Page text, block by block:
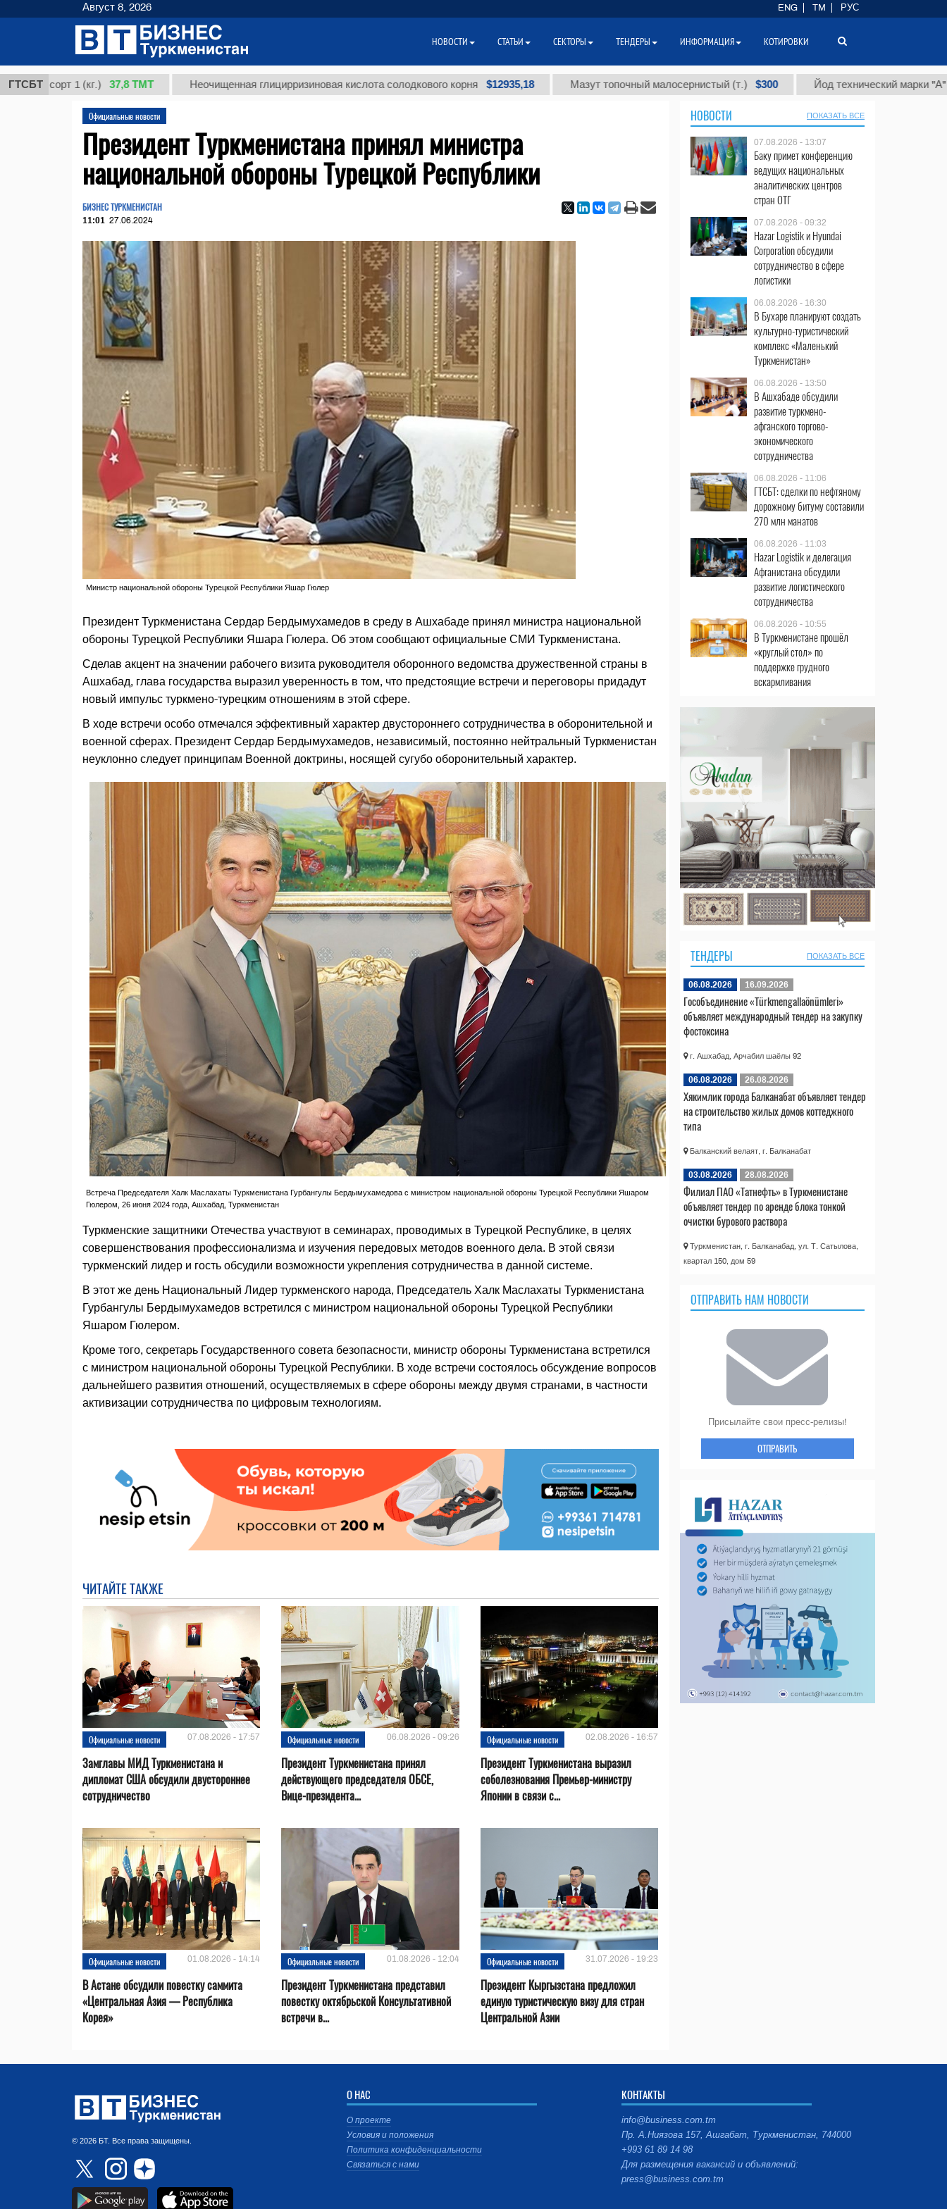
ГТСБТ
1 (кг.) 37,8 ТМТ Неочищенная глицирризиновая кислота солодкового корня $12935,18 Мазут топочный малосернистый (т.) $300 Йод технический марки "А" (т.) $86
Официальные новости
Президент Туркменистана принял министра
национальной обороны Турецкой Республики
БИЗНЕС ТУРКМЕНИСТАН
11:01 27.06.2024
Министр национальной обороны Турецкой Республики Яшар Гюлер
Президент Туркменистана Сердар Бердымухамедов в среду в Ашхабаде принял министра национальной
обороны Турецкой Республики Яшара Гюлера. Об этом сообщают официальные СМИ Туркменистана.
Сделав акцент на значении рабочего визита руководителя оборонного ведомства дружественной страны в
Ашхабад, глава государства выразил уверенность в том, что предстоящие встречи и переговоры придадут
новый импульс туркмено-турецким отношениям в этой сфере.
В ходе встречи особо отмечался эффективный характер двустороннего сотрудничества в оборонительной и
военной сферах. Президент Сердар Бердымухамедов, независимый, постоянно нейтральный Туркменистан
неуклонно следует принципам Военной доктрины, носящей сугубо оборонительный характер.
Встреча Председателя Халк Маслахаты Туркменистана Гурбангулы Бердымухамедова с министром национальной обороны Турецкой Республики Яшаром
Гюлером, 26 июня 2024 года, Ашхабад, Туркменистан
Туркменские защитники Отечества участвуют в семинарах, проводимых в Турецкой Республике, в целях
совершенствования профессионализма и изучения передовых методов военного дела. В этой связи
туркменский лидер и гость обсудили возможности укрепления сотрудничества в данной системе.
В этот же день Национальный Лидер туркменского народа, Председатель Халк Маслахаты Туркменистана
Гурбангулы Бердымухамедов встретился с министром национальной обороны Турецкой Республики
Яшаром Гюлером.
Кроме того, секретарь Государственного совета безо­пасности, министр обороны Туркменистана встретился
с министром национальной обороны Турецкой Республики. В ходе встречи состоялось обсуждение вопросов
дальнейшего развития отношений, осуществляемых в сфере обороны между двумя странами, в частности
активизации сотрудничества по цифровым технологиям.
ЧИТАЙТЕ ТАКЖЕ
Официальные новости 07.08.2026 - 17:57
Замглавы МИД Туркменистана и
дипломат США обсудили двустороннее
сотрудничество
Официальные новости 06.08.2026 - 09:26
Президент Туркменистана принял
действующего председателя ОБСЕ,
Вице-президента...
Официальные новости 02.08.2026 - 16:57
Президент Туркменистана выразил
соболезнования Премьер-министру
Японии в связи с...
Официальные новости 01.08.2026 - 14:14
В Астане обсудили повестку саммита
«Центральная Азия — Республика
Корея»
Официальные новости 01.08.2026 - 12:04
Президент Туркменистана представил
повестку октябрьской Консультативной
встречи в...
Официальные новости 31.07.2026 - 19:23
Президент Кыргызстана предложил
единую туристическую визу для стран
Центральной Азии
НОВОСТИ ПОКАЗАТЬ ВСЕ
07.08.2026 - 13:07
Баку примет конференцию
ведущих национальных
аналитических центров
стран ОТГ
07.08.2026 - 09:32
Hazar Logistik и Hyundai
Corporation обсудили
сотрудничество в сфере
логистики
06.08.2026 - 16:30
В Бухаре планируют создать
культурно-туристический
комплекс «Маленький
Туркменистан»
06.08.2026 - 13:50
В Ашхабаде обсудили
развитие туркмено-
афганского торгово-
экономического
сотрудничества
06.08.2026 - 11:06
ГТСБТ: сделки по нефтяному
дорожному битуму составили
270 млн манатов
06.08.2026 - 11:03
Hazar Logistik и делегация
Афганистана обсудили
развитие логистического
сотрудничества
06.08.2026 - 10:55
В Туркменистане прошёл
«круглый стол» по
поддержке грудного
вскармливания
ТЕНДЕРЫ ПОКАЗАТЬ ВСЕ
06.08.2026 16.09.2026
Гособъединение «Türkmengallaönümleri»
объявляет международный тендер на закупку
фостоксина
г. Ашхабад, Арчабил шаёлы 92
06.08.2026 26.08.2026
Хякимлик города Балканабат объявляет тендер
на строительство жилых домов коттеджного
типа
Балканский велаят, г. Балканабат
03.08.2026 28.08.2026
Филиал ПАО «Татнефть» в Туркменистане
объявляет тендер по аренде блока тонкой
очистки бурового раствора
Туркменистан, г. Балканабад, ул. Т. Сатылова,
квартал 150, дом 59
ОТПРАВИТЬ НАМ НОВОСТИ
Присылайте свои пресс-релизы!
ОТПРАВИТЬ
© 2026 БТ. Все права защищены.
О НАС
О проекте
Условия и положения
Политика конфиденциальности
Связаться с нами
КОНТАКТЫ
info@business.com.tm
Пр. А.Ниязова 157, Ашгабат, Туркменистан, 744000
+993 61 89 14 98
Для размещения вакансий и объявлений:
press@business.com.tm
Август 8, 2026 ENG TM РУС
НОВОСТИ СТАТЬИ СЕКТОРЫ ТЕНДЕРЫ ИНФОРМАЦИЯ КОТИРОВКИ